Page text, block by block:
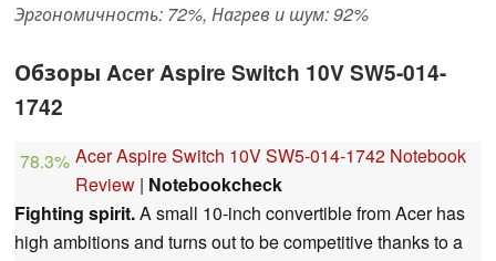
Эргономичность: 72%, Нагрев и шум: 92%
Обзоры Acer Aspire Switch 10V SW5-014-
1742
78.3% Acer Aspire Switch 10V SW5-014-1742 Notebook
Review | Notebookcheck
Fighting spirit.A small 10-inch convertible from Acer has
high ambitions and turns out to be competitive thanks to a